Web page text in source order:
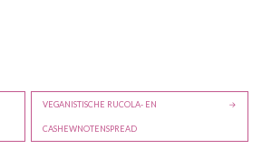
VEGANISTISCHE RUCOLA- EN
CASHEWNOTENSPREAD